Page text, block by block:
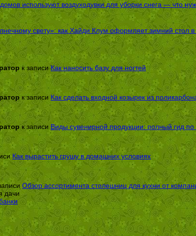
используют воздуходувки для уборки снега — что
свету»: как Хайди Клум оформляет зимний стол в
к записиКак наносить базу для ногтей
к записи Как сделать входной козырек из
к записи Виды сувенирной продукции: полный гид по
Как вырастить грушу в домашних условиях
Обзор ассортимента столешниц для кухни от
дачи